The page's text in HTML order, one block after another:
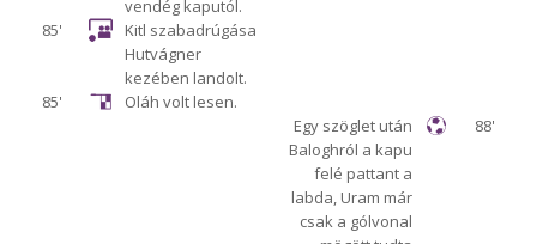
vendég kaputól.
85'
Kitl szabadrúgása
Hutvágner
kezében landolt.
85'
Oláh volt lesen.
88'
Egy szöglet után
Baloghról a kapu
felé pattant a
labda, Uram már
csak a gólvonal